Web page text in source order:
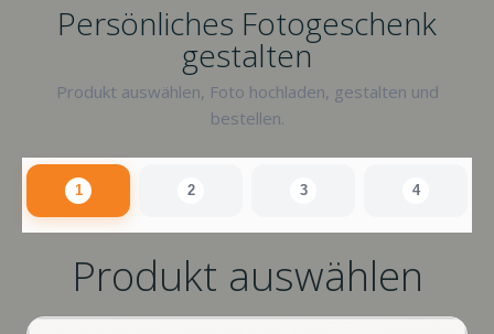
Persönliches Fotogeschenk
gestalten
Produkt auswählen, Foto hochladen, gestalten und
bestellen.
1 2 3 4
Produkt auswählen